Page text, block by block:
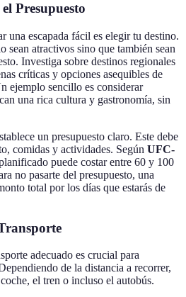
Presupuesto
una escapada fácil es elegir tu destino.
sean atractivos sino que también sean
Investiga sobre destinos regionales
críticas y opciones asequibles de
ejemplo sencillo es considerar
una rica cultura y gastronomía, sin
un presupuesto claro. Este debe
comidas y actividades. Según UFC-
puede costar entre 60 y 100
no pasarte del presupuesto, una
total por los días que estarás de
adecuado es crucial para
de la distancia a recorrer,
el tren o incluso el autobús.